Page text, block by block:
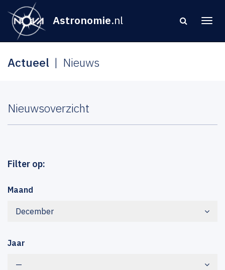
Astronomie.nl
Actueel Nieuws
Nieuwsoverzicht
Filter op:
Maand
December
Jaar
—